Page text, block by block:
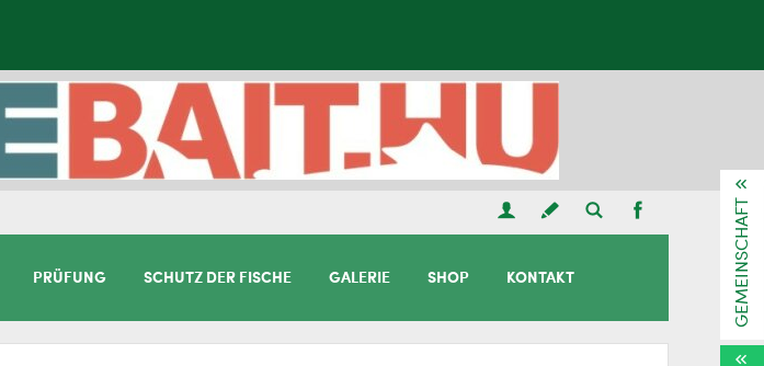
PRÜFUNG SCHUTZ DER FISCHE GALERIE SHOP KONTAKT GEMEINSCHAFT